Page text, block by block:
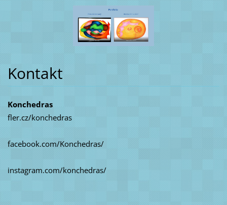
Kontakt
Konchedras
fler.cz/konchedras
facebook.com/Konchedras/
instagram.com/konchedras/